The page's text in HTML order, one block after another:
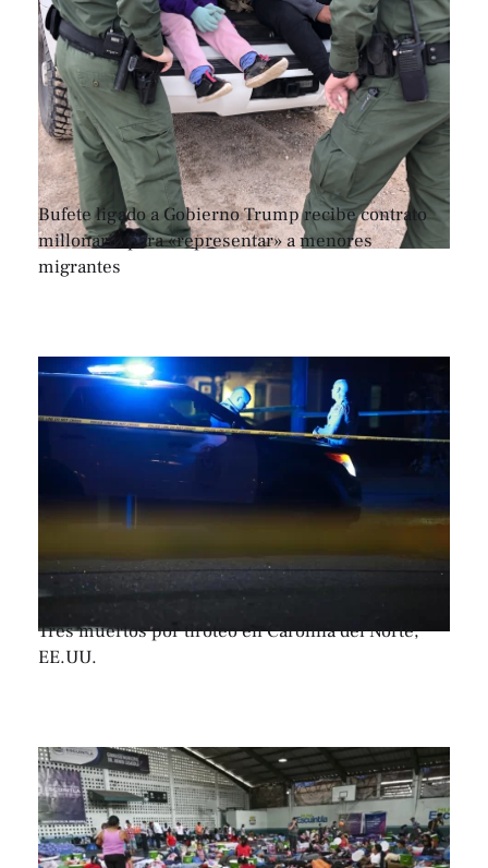
Bufete ligado a Gobierno Trump recibe contrato
millonario para «representar» a menores
migrantes
Tres muertos por tiroteo en Carolina del Norte,
EE.UU.